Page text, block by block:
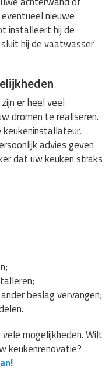
nieuwe
installeert hij de
hij de vaatwasser
er heel veel
dromen te realiseren.
advies geven
dat uw keuken straks
beslag vervangen;
mogelijkheden. Wilt
keukenrenovatie?